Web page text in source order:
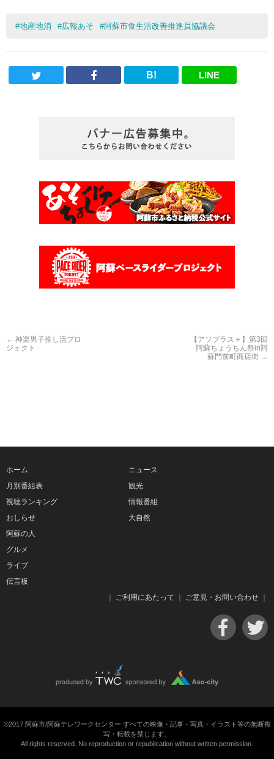
#地産地消 #広報あそ #阿蘇市食生活改善推進員協議会
B! LINE
← 神楽男子推し活プロ
ジェクト
【アソプラス＋】第3回
阿蘇ちょうちん祭in阿
蘇門前町商店街 →
ホーム
月別番組表
視聴ランキング
おしらせ
ニュース
観光
情報番組
大自然
阿蘇の人
グルメ
ライブ
伝言板
ご利用にあたって ご意見・お問い合わせ
©2017 阿蘇市/阿蘇テレワークセンター すべての映像・記事・写真・イラスト等の無断複
写・転載を禁じます。
All rights reserved. No reproduction or republication without written permission.